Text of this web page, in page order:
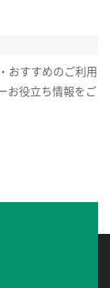
おすすめのご利用
お役立ち情報をご